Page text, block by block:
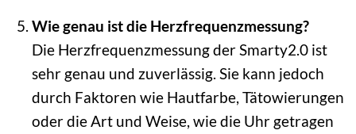
Wie genau ist die Herzfrequenzmessung?
Die Herzfrequenzmessung der Smarty2.0 ist
sehr genau und zuverlässig. Sie kann jedoch
durch Faktoren wie Hautfarbe, Tätowierungen
oder die Art und Weise, wie die Uhr getragen